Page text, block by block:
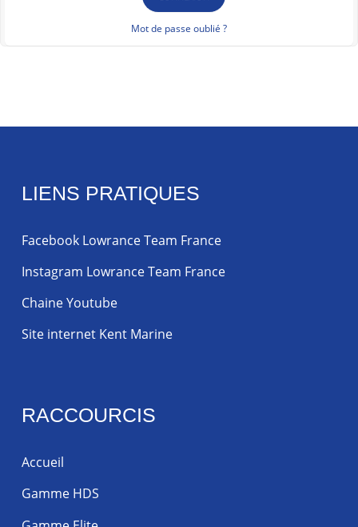
Mot de passe oublié ?
LIENS PRATIQUES
Facebook Lowrance Team France
Instagram Lowrance Team France
Chaine Youtube
Site internet Kent Marine
RACCOURCIS
Accueil
Gamme HDS